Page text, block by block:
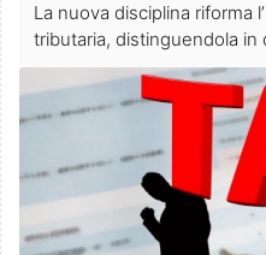
La nuova disciplina riforma
tributaria, distinguendola in